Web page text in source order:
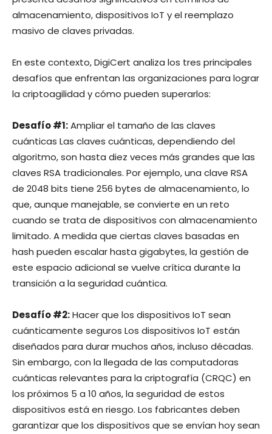
almacenamiento, dispositivos IoT y el reemplazo
masivo de claves privadas.
En este contexto, DigiCert analiza los tres principales
desafíos que enfrentan las organizaciones para lograr
la criptoagilidad y cómo pueden superarlos:
Desafío #1:Ampliar el tamaño de las claves
cuánticas Las claves cuánticas, dependiendo del
algoritmo, son hasta diez veces más grandes que las
claves RSA tradicionales. Por ejemplo, una clave RSA
de 2048 bits tiene 256 bytes de almacenamiento, lo
que, aunque manejable, se convierte en un reto
cuando se trata de dispositivos con almacenamiento
limitado. A medida que ciertas claves basadas en
hash pueden escalar hasta gigabytes, la gestión de
este espacio adicional se vuelve crítica durante la
transición a la seguridad cuántica.
Desafío #2:Hacer que los dispositivos IoT sean
cuánticamente seguros Los dispositivos IoT están
diseñados para durar muchos años, incluso décadas.
Sin embargo, con la llegada de las computadoras
cuánticas relevantes para la criptografía (CRQC) en
los próximos 5 a 10 años, la seguridad de estos
dispositivos está en riesgo. Los fabricantes deben
garantizar que los dispositivos que se envían hoy sean